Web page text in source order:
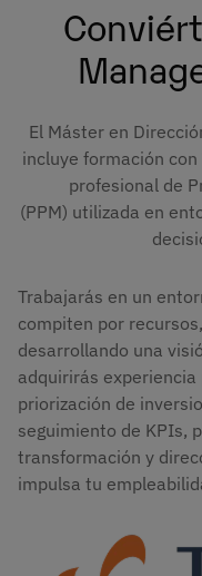
El Máster en
incluye formación con
profesional de
(PPM) utilizada en
Trabajarás en un
compiten por
desarrollando una
adquirirás
priorización de
seguimiento de KPIs,
transformación y
impulsa tu